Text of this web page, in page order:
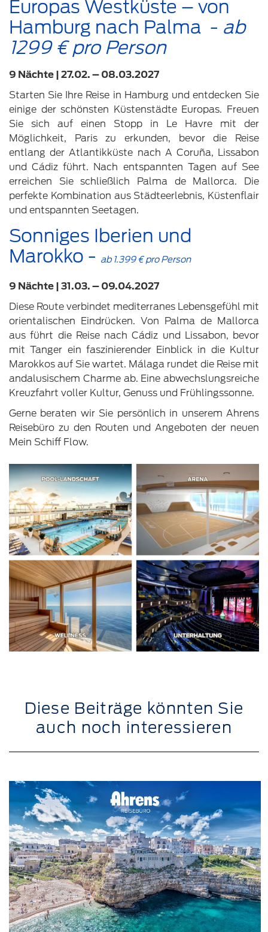
Europas Westküste – von
Hamburg nach Palma - ab
1299 € pro Person
9 Nächte | 27.02. – 08.03.2027
Starten Sie Ihre Reise in Hamburg und entdecken Sie
einige der schönsten Küstenstädte Europas. Freuen
Sie sich auf einen Stopp in Le Havre mit der
Möglichkeit, Paris zu erkunden, bevor die Reise
entlang der Atlantikküste nach A Coruña, Lissabon
und Cádiz führt. Nach entspannten Tagen auf See
erreichen Sie schließlich Palma de Mallorca. Die
perfekte Kombination aus Städteerlebnis, Küstenflair
und entspannten Seetagen.
Sonniges Iberien und
Marokko - ab 1.399 € pro Person
9 Nächte | 31.03. – 09.04.2027
Diese Route verbindet mediterranes Lebensgefühl mit
orientalischen Eindrücken. Von Palma de Mallorca
aus führt die Reise nach Cádiz und Lissabon, bevor
mit Tanger ein faszinierender Einblick in die Kultur
Marokkos auf Sie wartet. Málaga rundet die Reise mit
andalusischem Charme ab. Eine abwechslungsreiche
Kreuzfahrt voller Kultur, Genuss und Frühlingssonne.
Gerne beraten wir Sie persönlich in unserem Ahrens
Reisebüro zu den Routen und Angeboten der neuen
Mein Schiff Flow.
Diese Beiträge könnten Sie
auch noch interessieren